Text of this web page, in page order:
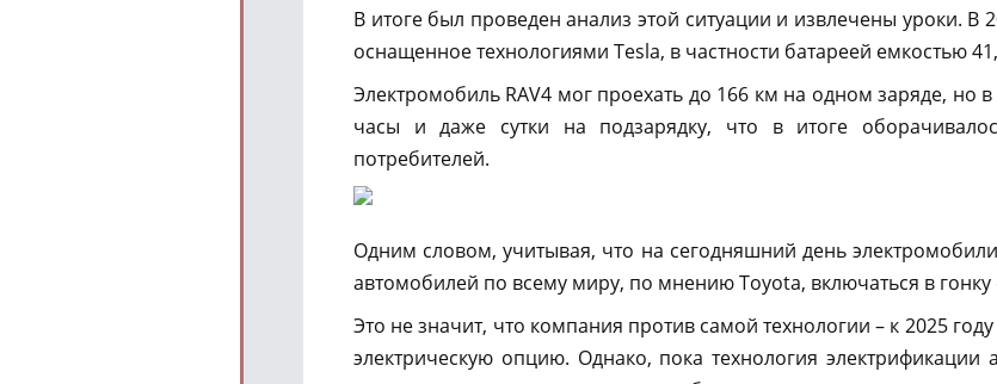
В итоге был проведен анализ этой ситуации и извлечены уроки. В
оснащенное технологиями Tesla, в частности батареей емкостью
Электромобиль RAV4 мог проехать до 166 км на одном заряде, но
часы и даже сутки на подзарядку, что в итоге
потребителей.
Одним словом, учитывая, что на сегодняшний день
автомобилей по всему миру, по мнению Toyota, включаться в гонку
Это не значит, что компания против самой технологии – к 2025
электрическую опцию. Однако, пока технология